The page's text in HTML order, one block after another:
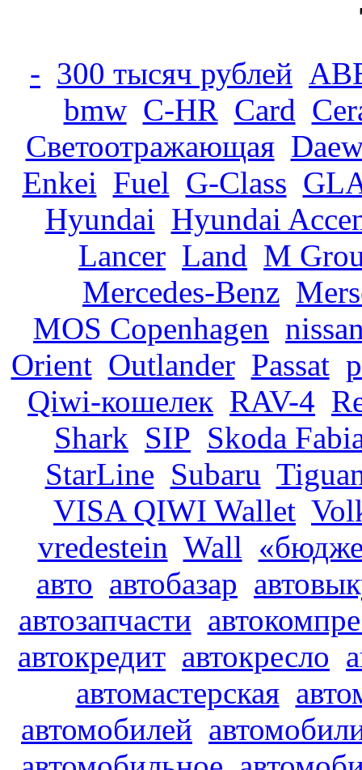
- 300 тысяч рублей
bmw C-HR Card
Cветоотражающая
Enkei Fuel G-Class
Hyundai Hyundai
Lancer Land M
Mercedes-Benz
MOS Copenhagen
Orient Outlander Passat
Qiwi-кошелек RAV-4
Shark SIP Skoda
StarLine Subaru
VISA QIWI Wallet
vredestein Wall
авто автобазар
автозапчасти
автокредит автокресло
автомастерская
автомобилей